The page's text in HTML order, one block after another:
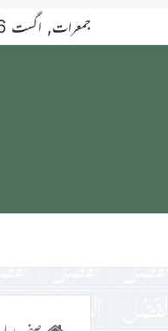
جمعرات, اگست 6 2026